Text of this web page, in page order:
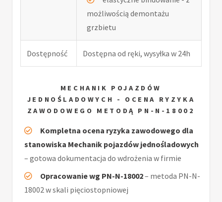
możliwością demontażu
grzbietu
Dostępność Dostępna od ręki, wysyłka w 24h
MECHANIK POJAZDÓW
JEDNOŚLADOWYCH - OCENA RYZYKA
ZAWODOWEGO METODĄ PN-N-18002
Kompletna ocena ryzyka zawodowego dla
stanowiska Mechanik pojazdów jednośladowych
– gotowa dokumentacja do wdrożenia w firmie
Opracowanie wg PN-N-18002– metoda PN-N-
18002 w skali pięciostopniowej